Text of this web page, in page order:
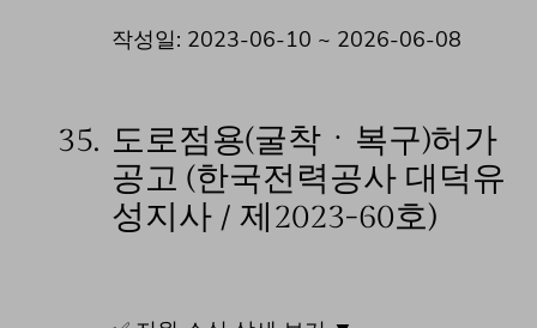
작성일: 2023-06-10 ~ 2026-06-08
35. 도로점용(굴착ㆍ복구)허가
공고 (한국전력공사 대덕유
성지사 / 제2023-60호)